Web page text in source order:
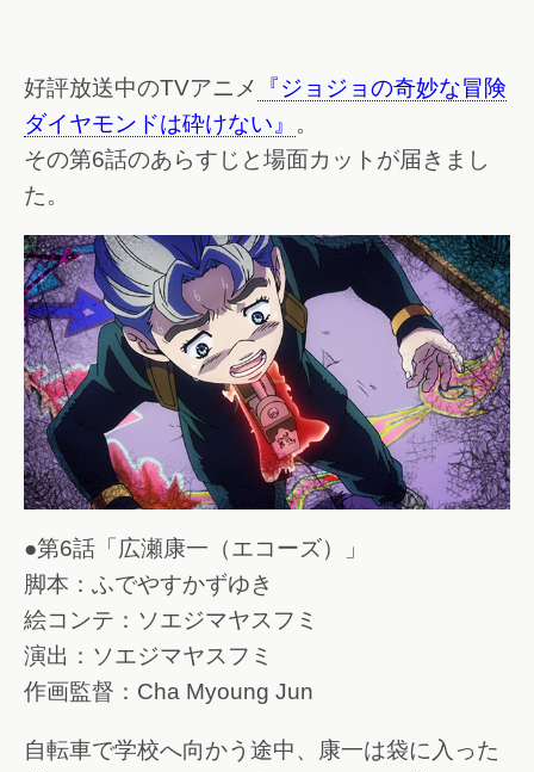
好評放送中のTVアニメ
『ジョジョの奇妙な冒険
ダイヤモンドは砕けない』 。
その第6話のあらすじと場面カットが届きまし
た。
●第6話「広瀬康一（エコーズ）」
脚本：ふでやすかずゆき
絵コンテ：ソエジマヤスフミ
演出：ソエジマヤスフミ
作画監督：Cha Myoung Jun
自転車で学校へ向かう途中、康一は袋に入った